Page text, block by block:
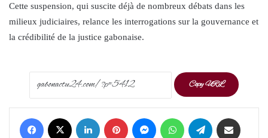
Cette suspension, qui suscite déjà de nombreux débats dans les
milieux judiciaires, relance les interrogations sur la gouvernance et
la crédibilité de la justice gabonaise.
Copy URL
Facebook LinkedIn Pinterest Messenger WhatsApp Telegram